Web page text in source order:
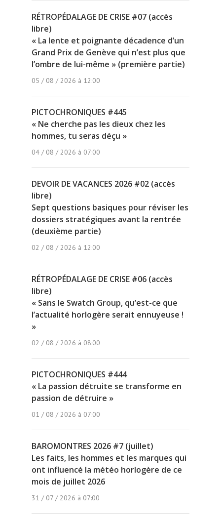
RÉTROPÉDALAGE DE CRISE #07 (accès
libre)
« La lente et poignante décadence d’un
Grand Prix de Genève qui n’est plus que
l’ombre de lui-même » (première partie)
05 / 08 / 2026 à 12:00
PICTOCHRONIQUES #445
« Ne cherche pas les dieux chez les
hommes, tu seras déçu »
04 / 08 / 2026 à 07:00
DEVOIR DE VACANCES 2026 #02 (accès
libre)
Sept questions basiques pour réviser les
dossiers stratégiques avant la rentrée
(deuxième partie)
02 / 08 / 2026 à 12:00
RÉTROPÉDALAGE DE CRISE #06 (accès
libre)
« Sans le Swatch Group, qu’est-ce que
l’actualité horlogère serait ennuyeuse !
»
02 / 08 / 2026 à 08:00
PICTOCHRONIQUES #444
« La passion détruite se transforme en
passion de détruire »
01 / 08 / 2026 à 07:00
BAROMONTRES 2026 #7 (juillet)
Les faits, les hommes et les marques qui
ont influencé la météo horlogère de ce
mois de juillet 2026
31 / 07 / 2026 à 07:00